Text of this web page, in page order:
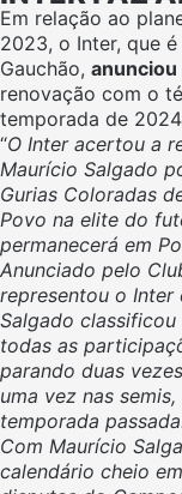
Em relação ao
2023, o Inter, que
Gauchão,
renovação com o
temporada de
“O Inter acertou a
Maurício Salgado
Gurias Coloradas
Povo na elite do
permanecerá em
Anunciado pelo
representou o Inter
Salgado classificou
todas as
parando duas
uma vez nas
temporada
Com Maurício
calendário cheio